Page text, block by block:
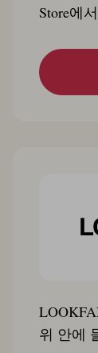
Store에
위 안에